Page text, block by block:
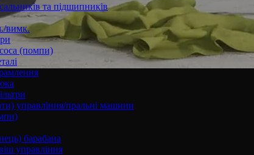
та підшипників
вимк.
(помпи)
управління/пральні машини
барабана
управління